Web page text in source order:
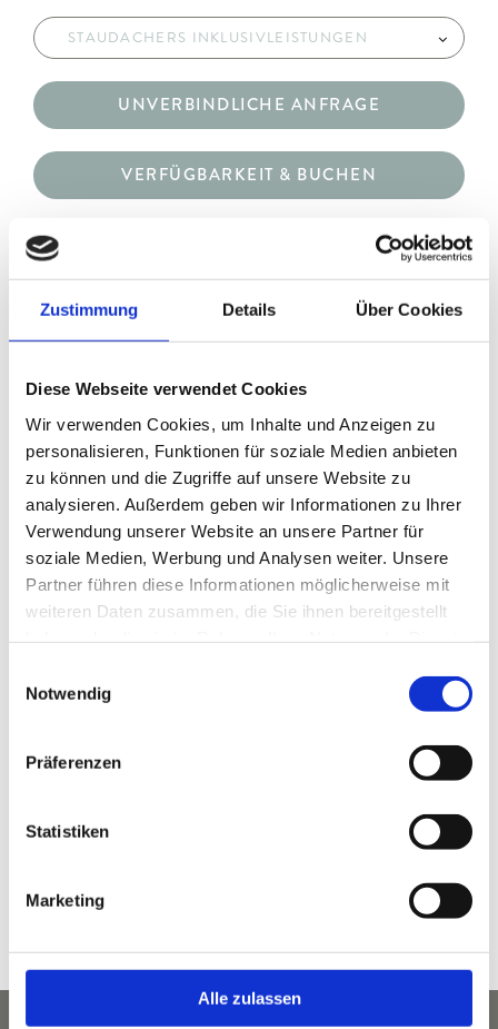
Zustimmung Details Über Cookies
Diese Webseite verwendet Cookies
Wir verwenden Cookies, um Inhalte und Anzeigen zu
personalisieren, Funktionen für soziale Medien anbieten
zu können und die Zugriffe auf unsere Website zu
analysieren. Außerdem geben wir Informationen zu Ihrer
Verwendung unserer Website an unsere Partner für
soziale Medien, Werbung und Analysen weiter. Unsere
Partner führen diese Informationen möglicherweise mit
weiteren Daten zusammen, die Sie ihnen bereitgestellt
Notwendig
Präferenzen
Statistiken
Marketing
Alle zulassen
STAUDACHERS INKLUSIVLEISTUNGEN
UNVERBINDLICHE ANFRAGE
VERFÜGBARKEIT & BUCHEN
LOVEBIRDS
CYCLE SPA
CYCLE SPA DELUXE
Bleiben Sie auf dem Laufenden. Freuen Sie